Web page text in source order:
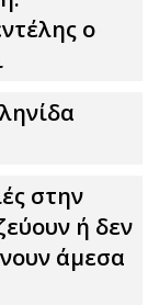
ο
στην
ή δεν
άμεσα